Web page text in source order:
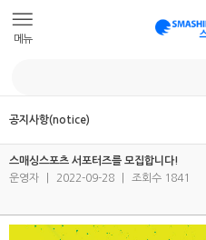
메뉴
공지사항(notice)
스매싱스포츠 서포터즈를 모집합니다!
운영자
2022-09-28 조회수 1841